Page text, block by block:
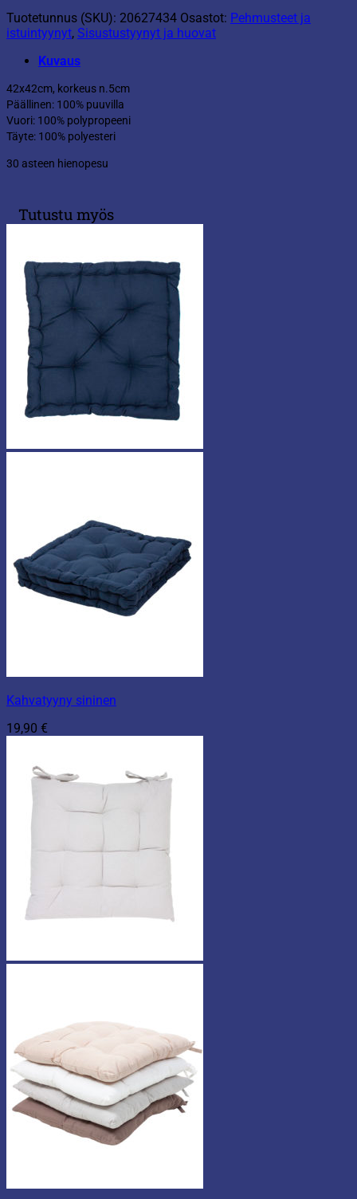
Tuotetunnus (SKU): 20627434 Osastot: Pehmusteet ja
istuintyynyt, Sisustustyynyt ja huovat
Kuvaus
42x42cm, korkeus n.5cm
Päällinen: 100% puuvilla
Vuori: 100% polypropeeni
Täyte: 100% polyesteri
30 asteen hienopesu
Tutustu myös
Kahvatyyny sininen
19,90 €